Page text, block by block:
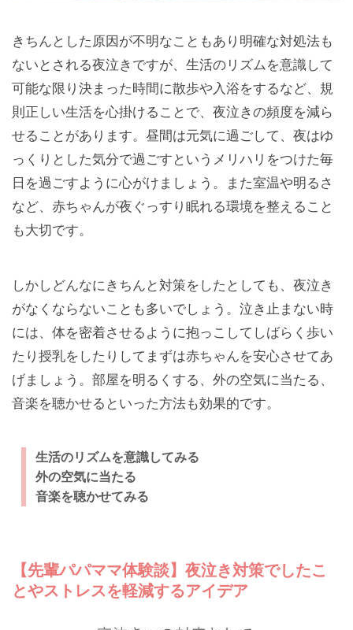
きちんとした原因が不明なこともあり明確な対処法も
ないとされる夜泣きですが、生活のリズムを意識して
可能な限り決まった時間に散歩や入浴をするなど、規
則正しい生活を心掛けることで、夜泣きの頻度を減ら
せることがあります。昼間は元気に過ごして、夜はゆ
っくりとした気分で過ごすというメリハリをつけた毎
日を過ごすように心がけましょう。また室温や明るさ
など、赤ちゃんが夜ぐっすり眠れる環境を整えること
も大切です。
しかしどんなにきちんと対策をしたとしても、夜泣き
がなくならないことも多いでしょう。泣き止まない時
には、体を密着させるように抱っこしてしばらく歩い
たり授乳をしたりしてまずは赤ちゃんを安心させてあ
げましょう。部屋を明るくする、外の空気に当たる、
音楽を聴かせるといった方法も効果的です。
生活のリズムを意識してみる
外の空気に当たる
音楽を聴かせてみる
【先輩パパママ体験談】夜泣き対策でしたこ
とやストレスを軽減するアイデア